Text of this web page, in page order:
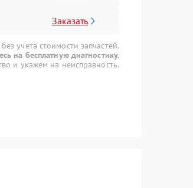
Заказать
учета стоимости запчастей.
на бесплатную диагностику.
и укажем на неисправность.